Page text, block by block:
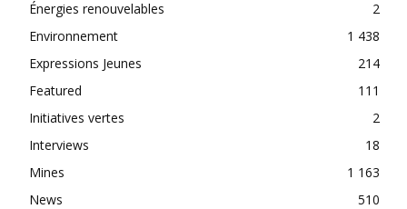
Énergies renouvelables
2
Environnement
1 438
Expressions Jeunes
214
Featured
111
Initiatives vertes
2
Interviews
18
Mines
1 163
News
510